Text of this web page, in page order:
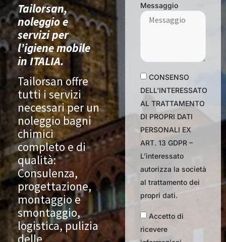
Tailorsan,
noleggio e
servizi per
l’igiene mobile
in ITALIA.
Tailorsan offre
tutti i servizi
necessari per un
noleggio bagni
chimici
completo e di
qualità:
Consulenza,
progettazione,
montaggio e
smontaggio,
logistica, pulizia
delle
Messaggio
CONSENSO
DELL'INTERESSATO
AL TRATTAMENTO
DI PROPRI DATI
PERSONALI EX
ART. 13 GDPR –
L’interessato
autorizza la società
al trattamento dei
propri dati.
Accetto di
ricevere